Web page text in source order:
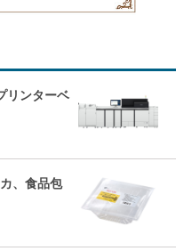
リンターベ
、食品包